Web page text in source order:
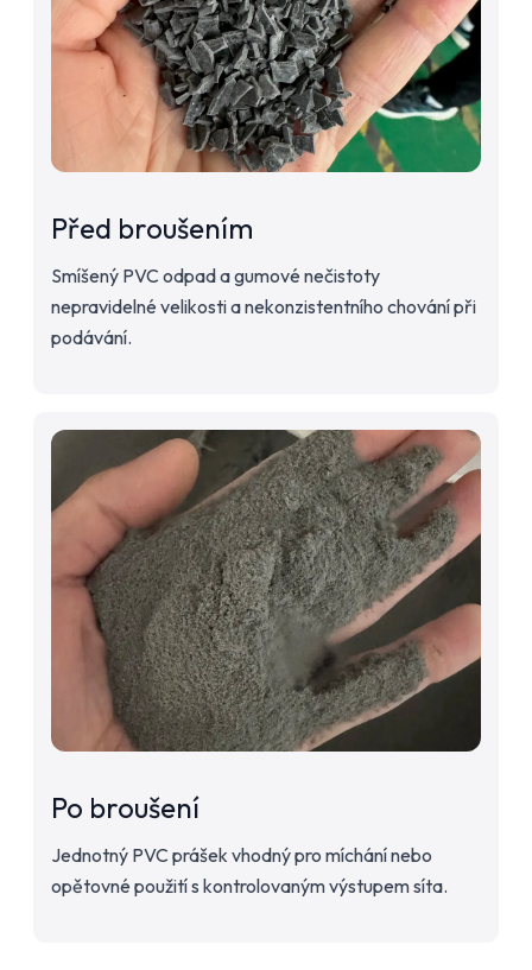
Před broušením
Smíšený PVC odpad a gumové nečistoty
nepravidelné velikosti a nekonzistentního chování při
podávání.
Po broušení
Jednotný PVC prášek vhodný pro míchání nebo
opětovné použití s kontrolovaným výstupem síta.